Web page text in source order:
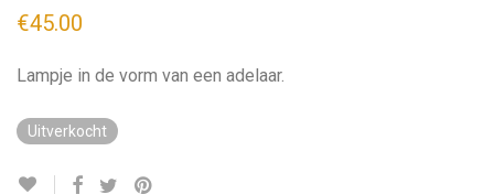
€45.00
Lampje in de vorm van een adelaar.
Uitverkocht